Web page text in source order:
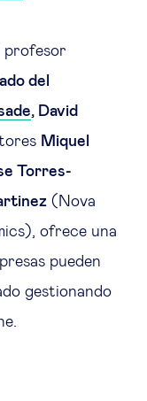
profesor
del
, David
Miquel
Torres-
(Nova
ofrece una
pueden
gestionando